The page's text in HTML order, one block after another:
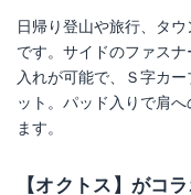
日帰り登山や旅行、タ
です。サイドのファス
入れが可能で、Ｓ字カ
ット。パッド入りで肩
ます。
【オクトス】がコ